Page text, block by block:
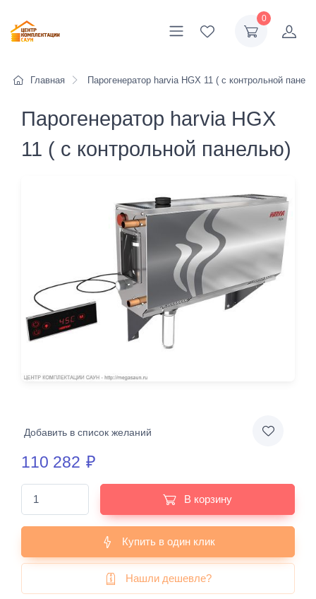
0
Главная Парогенератор harvia HGX 11 ( с контрольной
Парогенератор harvia HGX
11 ( с контрольной панелью)
Добавить в список желаний
110 282 ₽
В корзину
Купить в один клик
Нашли дешевле?